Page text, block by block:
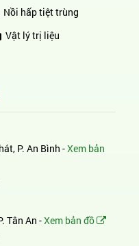
Nồi hấp tiệt trùng
Vật lý trị liệu
P. An Bình -Xem bản
Tân An -Xem bản đồ